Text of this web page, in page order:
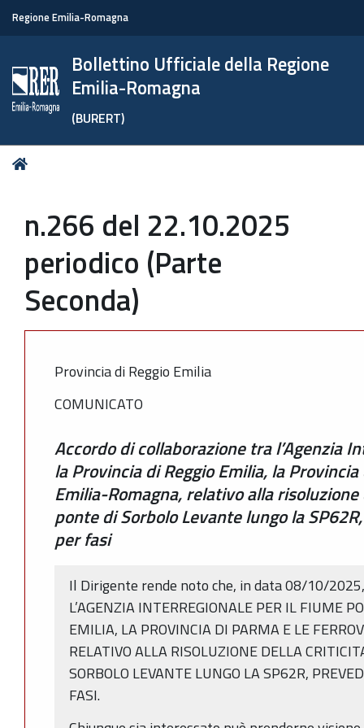
Regione Emilia-Romagna
Bollettino Ufficiale della Regione
Emilia-Romagna
(BURERT)
Tu
n.266 del 22.10.2025
periodico (Parte
Seconda)
Provincia di Reggio Emilia
COMUNICATO
Accordo di collaborazione tra l’Agenzia
la Provincia di Reggio Emilia, la
Emilia-Romagna, relativo alla
ponte di Sorbolo Levante lungo la
per fasi
Il Dirigente rende noto che, in data 08/10/
L’AGENZIA INTERREGIONALE PER IL FIUME
EMILIA, LA PROVINCIA DI PARMA E LE
RELATIVO ALLA RISOLUZIONE DELLA
SORBOLO LEVANTE LUNGO LA SP62R,
FASI.